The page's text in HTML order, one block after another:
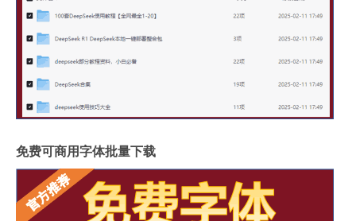
免费可商用字体批量下载